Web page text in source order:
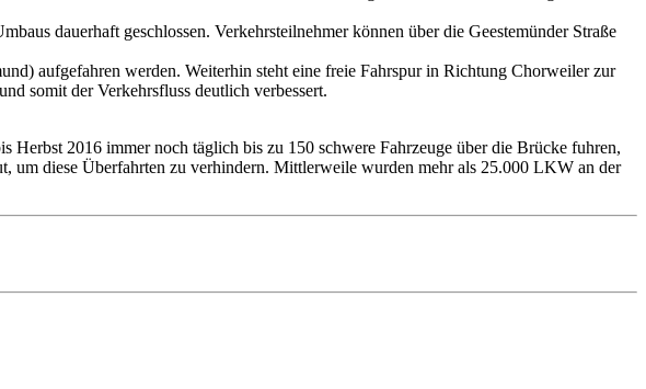
dauerhaft geschlossen. Verkehrsteilnehmer können über die Geestemünder Straße
aufgefahren werden. Weiterhin steht eine freie Fahrspur in Richtung Chorweiler zur
somit der Verkehrsfluss deutlich verbessert.
Herbst 2016 immer noch täglich bis zu 150 schwere Fahrzeuge über die Brücke fuhren,
um diese Überfahrten zu verhindern. Mittlerweile wurden mehr als 25.000 LKW an der